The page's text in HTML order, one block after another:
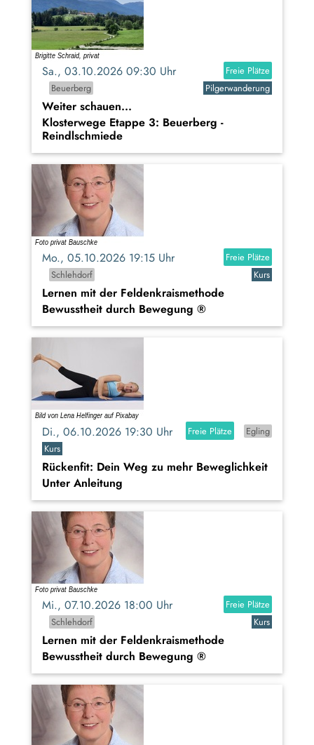
Sa., 03.10.2026 09:30 Uhr
Freie Plätze
Beuerberg
Pilgerwanderung
Weiter schauen...
Klosterwege Etappe 3: Beuerberg -
Reindlschmiede
Mo., 05.10.2026 19:15 Uhr
Freie Plätze
Schlehdorf
Kurs
Lernen mit der Feldenkraismethode
Bewusstheit durch Bewegung ®
Di., 06.10.2026 19:30 Uhr Freie Plätze
Egling
Kurs
Rückenfit: Dein Weg zu mehr Beweglichkeit
Unter Anleitung
Mi., 07.10.2026 18:00 Uhr
Freie Plätze
Schlehdorf
Kurs
Lernen mit der Feldenkraismethode
Bewusstheit durch Bewegung ®